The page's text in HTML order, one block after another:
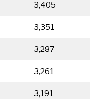
3,405
3,351
3,287
3,261
3,191